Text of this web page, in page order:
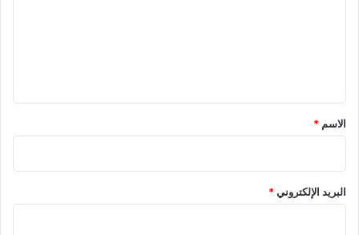
*
الاسم *
البريد الإلكتروني*